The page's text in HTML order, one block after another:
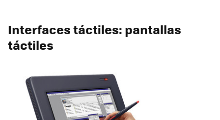
Interfaces táctiles: pantallas
táctiles